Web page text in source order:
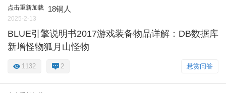
点击重新加载 18铜人
2025-2-13
BLUE引擎说明书2017游戏装备物品详解：DB数据库
新增怪物狐月山怪物
悬赏问答
1132 2